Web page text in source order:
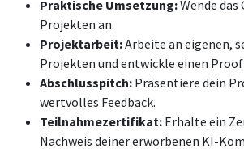
Praktische Umsetzung:Wende
Projekten an.
Projektarbeit:Arbeite an eigenen,
Projekten und entwickle einen
Abschlusspitch: Präsentiere dein
wertvolles Feedback.
Teilnahmezertifikat: Erhalte ein
Nachweis deiner erworbenen KI-